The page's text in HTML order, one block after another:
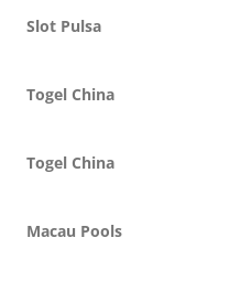
Slot Pulsa
Togel China
Togel China
Macau Pools